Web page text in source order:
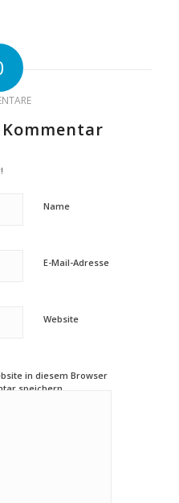
Name
E-Mail-Adresse
Website
in diesem Browser
speichern.